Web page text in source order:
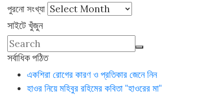
পুরনো সংখ্যা
সাইটে খুঁজুন
সর্বাধিক পঠিত
একশিরা রোগের কারণ ও প্রতিকার জেনে নিন
হাওর নিয়ে মহিবুর রহিমের কবিতা "হাওরের মা"